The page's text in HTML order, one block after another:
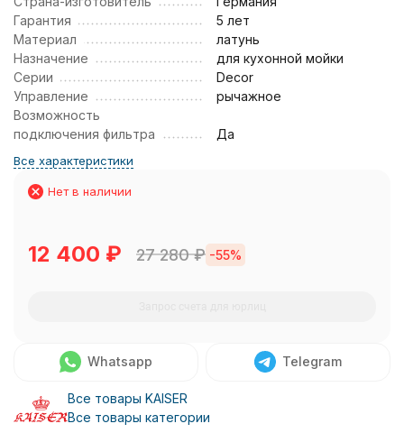
Гарантия
5 лет
Материал
латунь
Назначение
для кухонной мойки
Серии
Decor
Управление
рычажное
Возможность
подключения фильтра
Да
Все характеристики
Нет в наличии
12 400 ₽ 27 280₽ -55%
Whatsapp Telegram
Все товары KAISER
Все товары категории